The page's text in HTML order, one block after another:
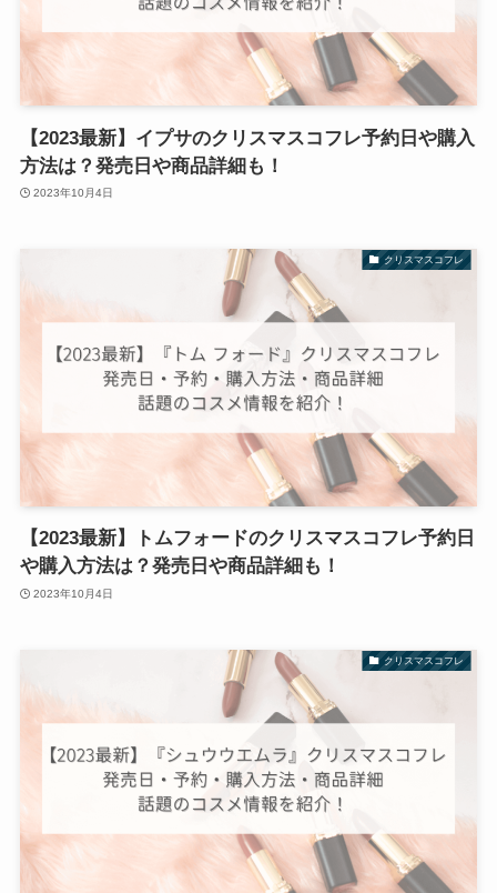
【2023最新】イプサのクリスマスコフレ予約日や購入
方法は？発売日や商品詳細も！
2023年10月4日
クリスマスコフレ
【2023最新】トムフォードのクリスマスコフレ予約日
や購入方法は？発売日や商品詳細も！
2023年10月4日
クリスマスコフレ